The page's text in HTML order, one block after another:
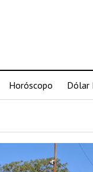
Horóscopo Dólar